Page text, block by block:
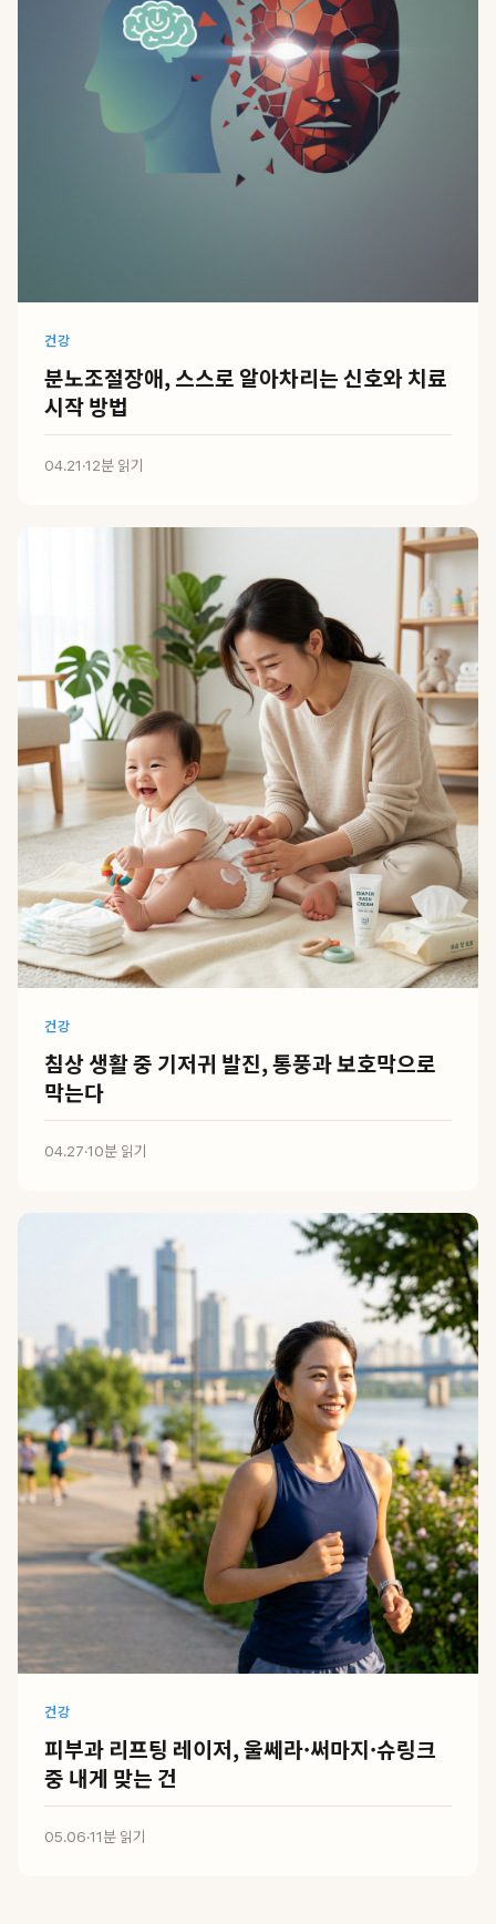
건강
분노조절장애, 스스로 알아차리는 신호와 치료
시작 방법
04.21·12분 읽기
건강
침상 생활 중 기저귀 발진, 통풍과 보호막으로
막는다
04.27·10분 읽기
건강
피부과 리프팅 레이저, 울쎄라·써마지·슈링크
중 내게 맞는 건
05.06·11분 읽기